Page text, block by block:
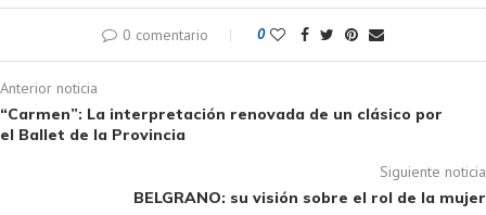
0 comentario 0
Anterior noticia
“Carmen”: La interpretación renovada de un clásico por
el Ballet de la Provincia
Siguiente noticia
BELGRANO: su visión sobre el rol de la mujer